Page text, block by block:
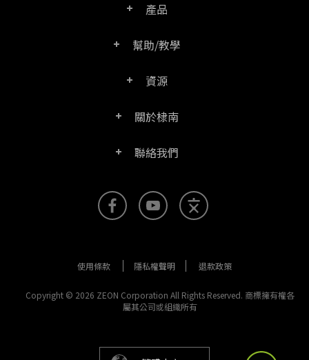
產品
PDF文電通專業版
Right PDF Reader (行動版)
PDF文電通線上版
幫助/教學
常見問題
使用手冊
資源
產品/授權比較表
SDK資源 (伺服器版適用)
關於棣南
公司介紹
官方部落格
聯絡我們
聯絡銷售
使用條款 隱私權聲明 退款政策
Copyright © 2026 ZEON Corporation All Rights Reserved. 商標擁有權各
屬其公司或組織所有